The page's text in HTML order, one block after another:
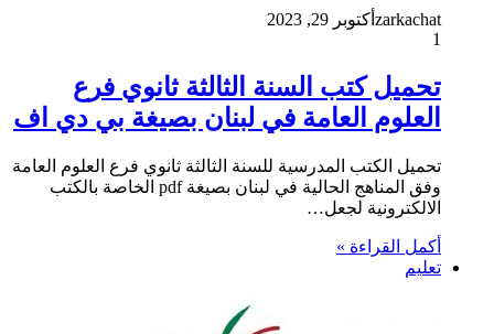
zarkachat أكتوبر 29, 2023
1
تحميل كتب السنة الثالثة ثانوي فرع
العلوم العامة في لبنان بصيغة بي دي اف
تحميل الكتب المدرسية للسنة الثالثة ثانوي فرع العلوم العامة
وفق المناهج الحالية في لبنان بصيغة pdf الخاصة بالكتب
الالكترونية لجعل…
أكمل القراءة »
تعليم